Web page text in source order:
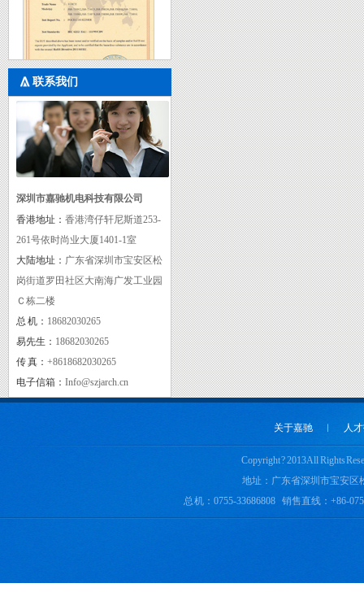
rohs
联系我们
深圳市嘉驰机电科技有限公司
香港地址： 香港湾仔轩尼斯道253-
261号依时尚业大厦1401-1室
大陆地址： 广东省深圳市宝安区松
岗街道罗田社区大南海广发工业园
Ｃ栋二楼
总 机： 18682030265
易先生： 18682030265
传 真： +8618682030265
电子信箱： Info@szjarch.cn
关于嘉驰 ︱ 人
Copyright ? 2013 All Rights
地址：广东省深圳市宝安区
总 机：0755-33686808 销售直线：+86-